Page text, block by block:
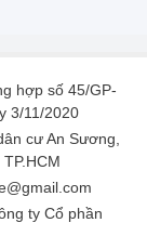
hợp số 45/GP-
3/11/2020
cư An Sương,
ty Cổ phần